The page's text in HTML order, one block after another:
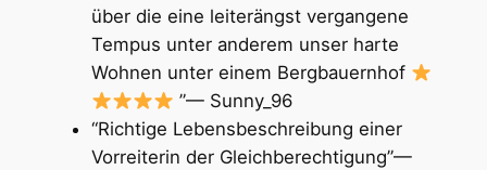
über die eine leiterängst vergangene
Tempus unter anderem unser harte
Wohnen unter einem Bergbauernhof
”— Sunny_96
“Richtige Lebensbeschreibung einer
Vorreiterin der Gleichberechtigung”—